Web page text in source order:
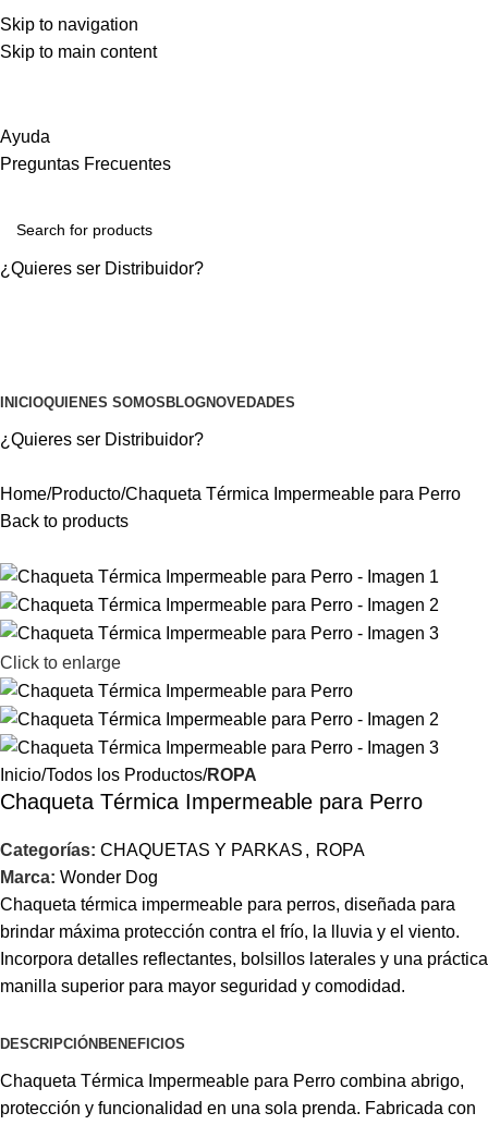
Skip to navigation
Skip to main content
DISTRIBUCIÓN A TODO CHILE
MEJORES PRECIOS DEL MERCADO
Ayuda
Preguntas Frecuentes
¿Quieres ser Distribuidor?
INICIOQUIENES SOMOSBLOGNOVEDADES
¿Quieres ser Distribuidor?
Home Producto Chaqueta Térmica Impermeable para Perro
Back to products
Click to enlarge
Inicio Todos los Productos ROPA
Chaqueta Térmica Impermeable para Perro
Categorías: CHAQUETAS Y PARKAS , ROPA
Marca: Wonder Dog
Chaqueta térmica impermeable para perros, diseñada para
brindar máxima protección contra el frío, la lluvia y el viento.
Incorpora detalles reflectantes, bolsillos laterales y una práctica
manilla superior para mayor seguridad y comodidad.
DESCRIPCIÓN BENEFICIOS
Chaqueta Térmica Impermeable para Perro combina abrigo,
protección y funcionalidad en una sola prenda. Fabricada con